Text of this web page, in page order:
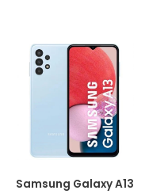
Samsung Galaxy A13